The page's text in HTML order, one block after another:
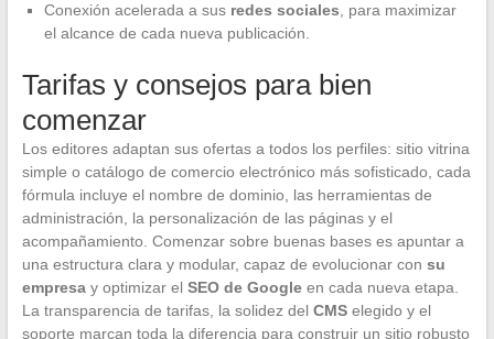
Conexión acelerada a sus redes sociales , para maximizar
el alcance de cada nueva publicación.
Tarifas y consejos para bien
comenzar
Los editores adaptan sus ofertas a todos los perfiles: sitio vitrina
simple o catálogo de comercio electrónico más sofisticado, cada
fórmula incluye el nombre de dominio, las herramientas de
administración, la personalización de las páginas y el
acompañamiento. Comenzar sobre buenas bases es apuntar a
una estructura clara y modular, capaz de evolucionar con su
empresay optimizar el SEO de Googleen cada nueva etapa.
La transparencia de tarifas, la solidez del CMSelegido y el
soporte marcan toda la diferencia para construir un sitio robusto